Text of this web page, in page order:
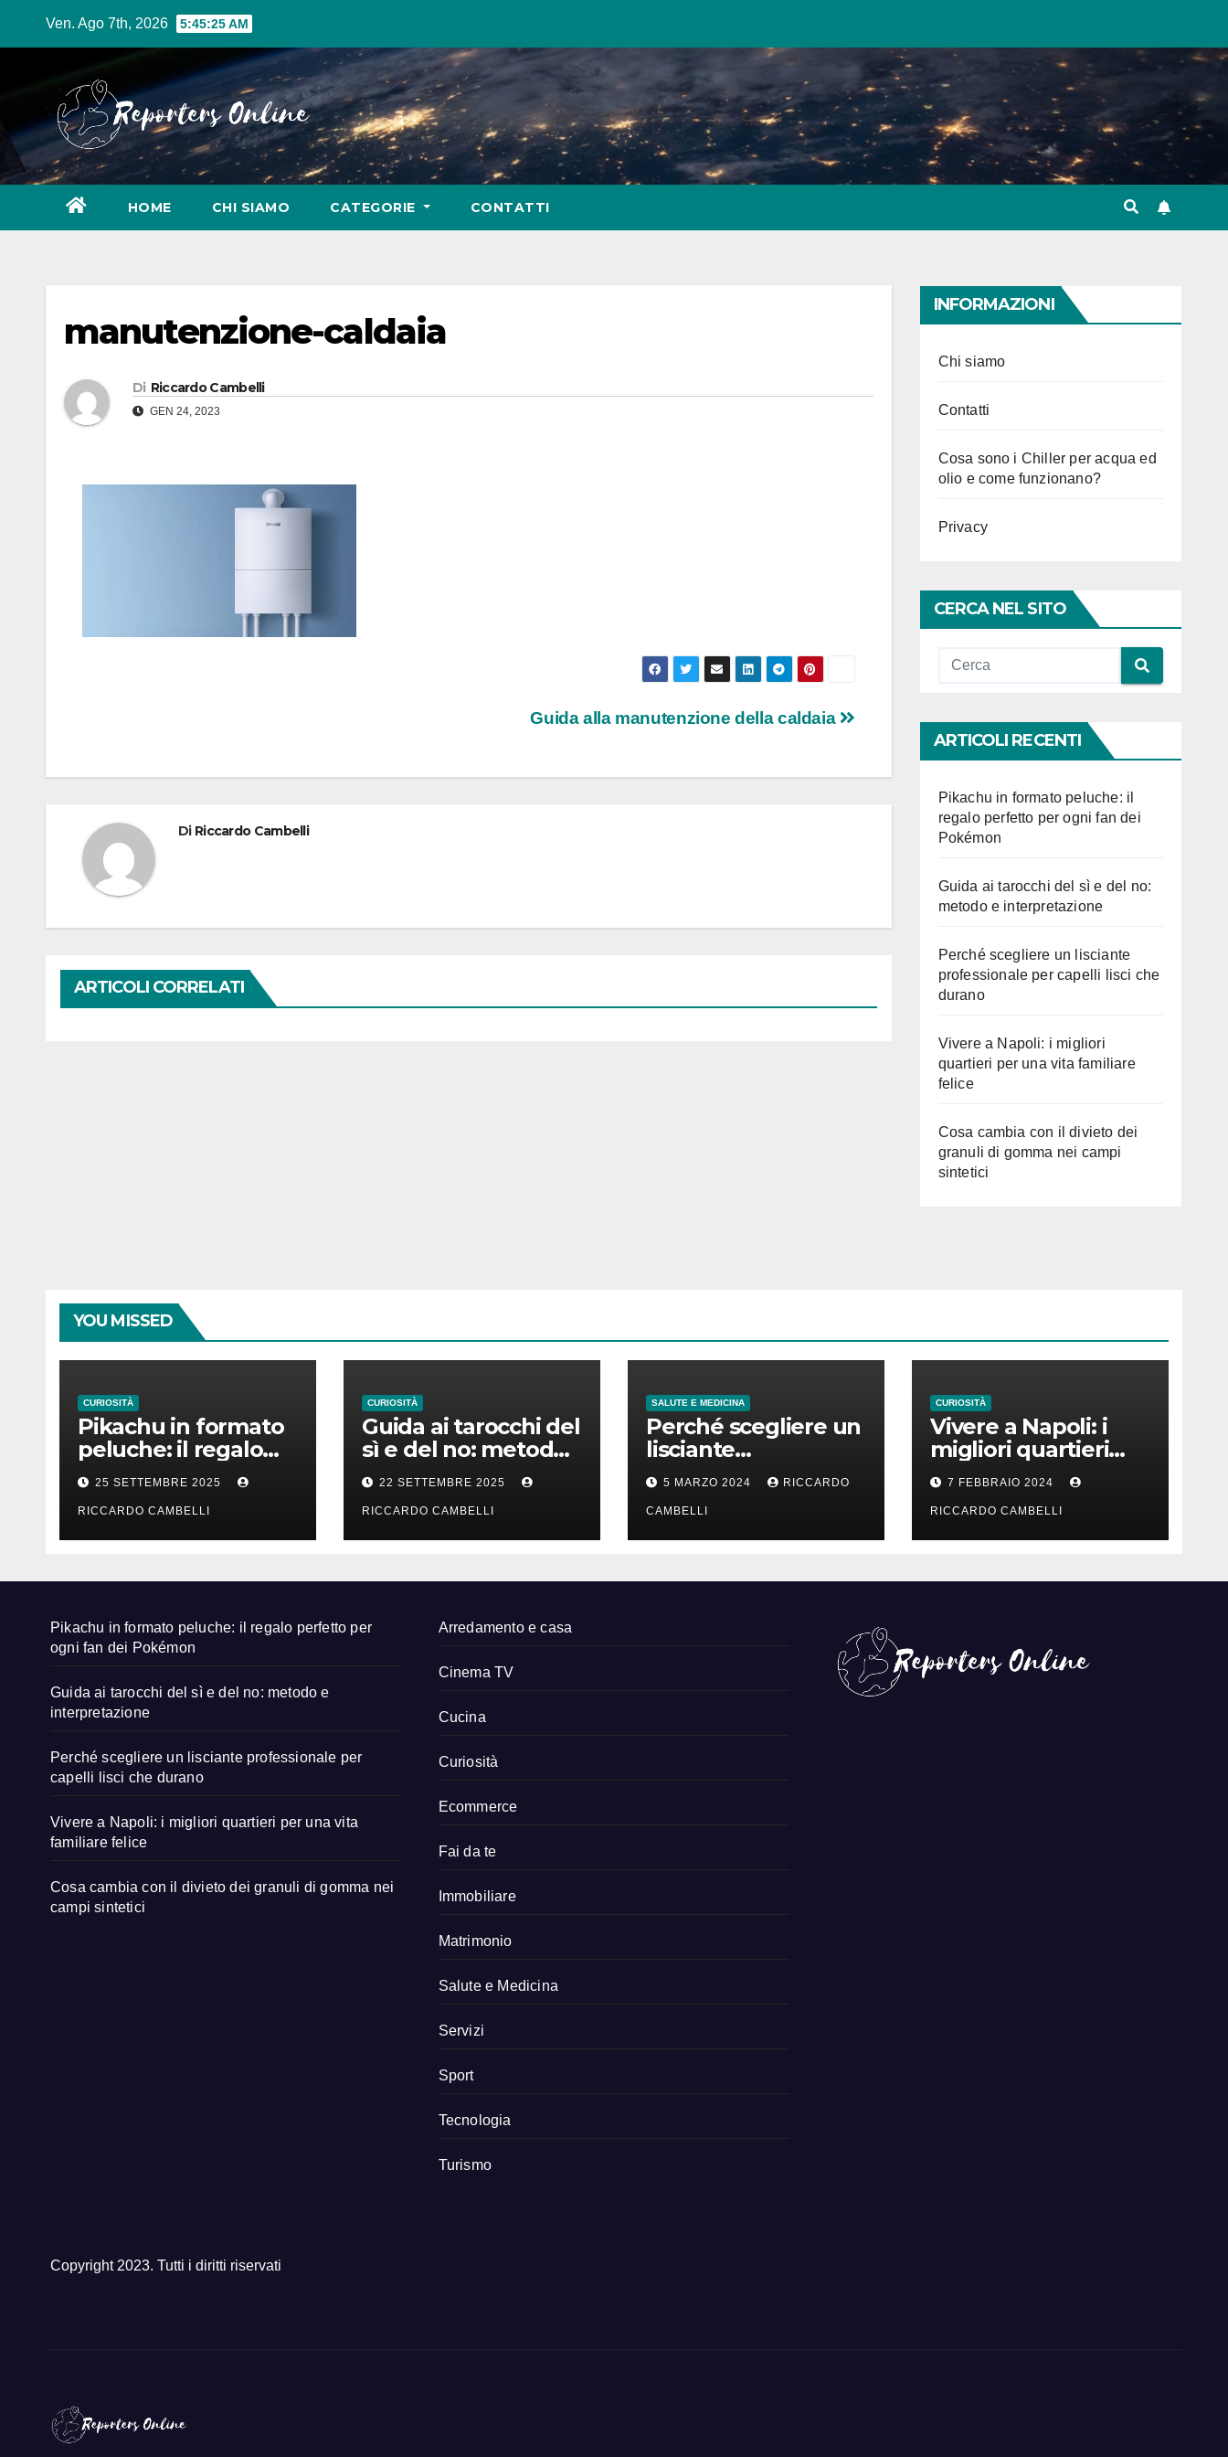
Ven. Ago 7th, 2026 5:45:26 AM
HOME CHI SIAMO CATEGORIE CONTATTI
manutenzione-caldaia
Di Riccardo Cambelli
GEN 24, 2023
Guida alla manutenzione della caldaia
Di Riccardo Cambelli
ARTICOLI CORRELATI
INFORMAZIONI
Chi siamo
Contatti
Cosa sono i Chiller per acqua ed
olio e come funzionano?
Privacy
CERCA NEL SITO
ARTICOLI RECENTI
Pikachu in formato peluche: il
regalo perfetto per ogni fan dei
Pokémon
Guida ai tarocchi del sì e del no:
metodo e interpretazione
Perché scegliere un lisciante
professionale per capelli lisci che
durano
Vivere a Napoli: i migliori
quartieri per una vita familiare
felice
Cosa cambia con il divieto dei
granuli di gomma nei campi
sintetici
YOU MISSED
CURIOSITÀ
Pikachu in formato
peluche: il regalo
perfetto per ogni
fan dei Pokémon
25 SETTEMBRE 2025
RICCARDO CAMBELLI
CURIOSITÀ
Guida ai tarocchi del
sì e del no: metodo
e interpretazione
22 SETTEMBRE 2025
RICCARDO CAMBELLI
SALUTE E MEDICINA
Perché scegliere un
lisciante
professionale per
capelli lisci che
durano
5 MARZO 2024 RICCARDO
CAMBELLI
CURIOSITÀ
Vivere a Napoli: i
migliori quartieri
per una vita
familiare felice
7 FEBBRAIO 2024
RICCARDO CAMBELLI
Pikachu in formato peluche: il regalo perfetto per
ogni fan dei Pokémon
Guida ai tarocchi del sì e del no: metodo e
interpretazione
Perché scegliere un lisciante professionale per
capelli lisci che durano
Vivere a Napoli: i migliori quartieri per una vita
familiare felice
Cosa cambia con il divieto dei granuli di gomma nei
campi sintetici
Arredamento e casa
Cinema TV
Cucina
Curiosità
Ecommerce
Fai da te
Immobiliare
Matrimonio
Salute e Medicina
Servizi
Sport
Tecnologia
Turismo
Copyright 2023. Tutti i diritti riservati